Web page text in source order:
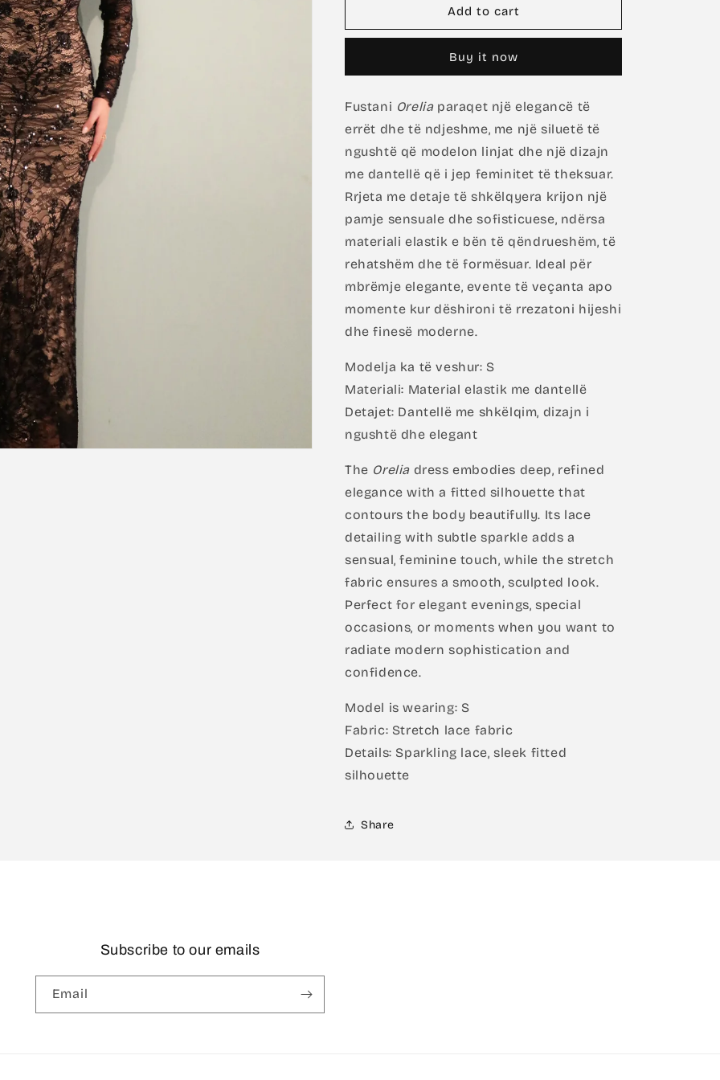
In
Orelia
In
Add to cart
Buy it now
Fustani Oreliaparaqet një elegancë të
errët dhe të ndjeshme, me një siluetë të
ngushtë që modelon linjat dhe një dizajn
me dantellë që i jep feminitet të theksuar.
Rrjeta me detaje të shkëlqyera krijon një
pamje sensuale dhe sofisticuese, ndërsa
materiali elastik e bën të qëndrueshëm, të
rehatshëm dhe të formësuar. Ideal për
mbrëmje elegante, evente të veçanta apo
momente kur dëshironi të rrezatoni hijeshi
dhe finesë moderne.
Modelja ka të veshur: S
Materiali: Material elastik me dantellë
Detajet: Dantellë me shkëlqim, dizajn i
ngushtë dhe elegant
The Orelia dress embodies deep, refined
elegance with a fitted silhouette that
contours the body beautifully. Its lace
detailing with subtle sparkle adds a
sensual, feminine touch, while the stretch
fabric ensures a smooth, sculpted look.
Perfect for elegant evenings, special
occasions, or moments when you want to
radiate modern sophistication and
confidence.
Model is wearing: S
Fabric: Stretch lace fabric
Details: Sparkling lace, sleek fitted
silhouette
Share
Subscribe to our emails
Email